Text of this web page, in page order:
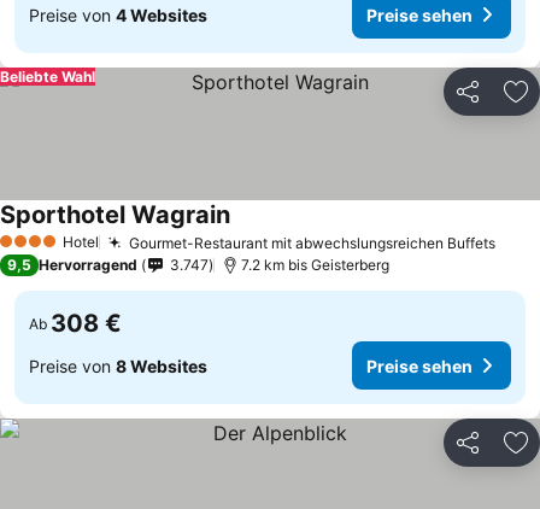
Preise von 4 Websites Preise sehen
Teilen
Beliebte Wahl
4 Sterne Hotel Gourmet-Restaurant mit abwechslungsreichen Buffets
Sporthotel Wagrain
9,5 Hervorragend 3.747 7.2 km bis Geisterberg
Ab 308 €
Preise von 8 Websites Preise sehen
Teilen